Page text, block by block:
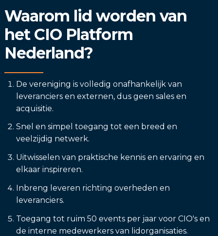
Waarom lid worden van
het CIO Platform
Nederland?
De vereniging is volledig onafhankelijk van
leveranciers en externen, dus geen sales en
acquisitie.
Snel en simpel toegang tot een breed en
veelzijdig netwerk.
Uitwisselen van praktische kennis en ervaring en
elkaar inspireren.
Inbreng leveren richting overheden en
leveranciers.
Toegang tot ruim 50 events per jaar voor CIO's en
de interne medewerkers van lidorganisaties.